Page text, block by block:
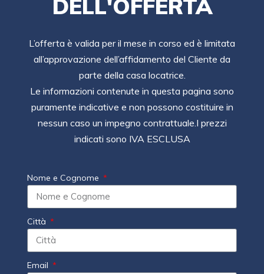
DELL'OFFERTA
L’offerta è valida per il mese in corso ed è limitata
all’approvazione dell’affidamento del Cliente da
parte della casa locatrice.
Le informazioni contenute in questa pagina sono
puramente indicative e non possono costituire in
nessun caso un impegno contrattuale.I prezzi
indicati sono IVA ESCLUSA
Nome e Cognome
Città
Email